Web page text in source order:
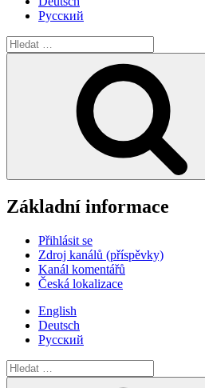
Русский
Hledat:
Základní informace
Přihlásit se
Zdroj kanálů (příspěvky)
Kanál komentářů
Česká lokalizace
English
Deutsch
Русский
Hledat: